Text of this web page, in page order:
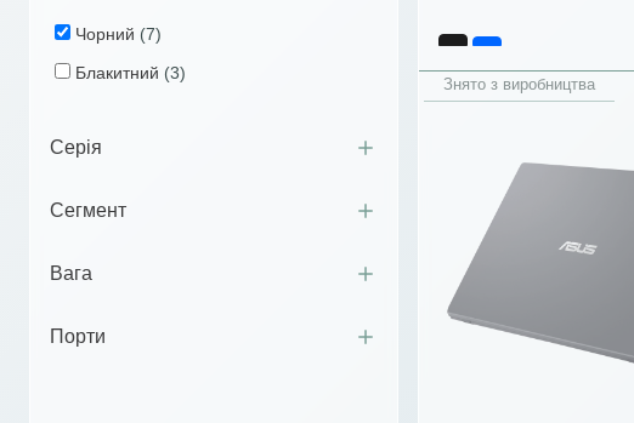
Чорний (7)
Блакитний (3)
Серія
Сегмент
Вага
Порти
Знято з виробництва